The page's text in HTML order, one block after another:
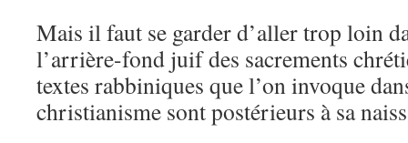
Mais il faut se garder d’aller trop loin
l’arrière-fond juif des sacrements
textes rabbiniques que l’on invoque
christianisme sont postérieurs à sa